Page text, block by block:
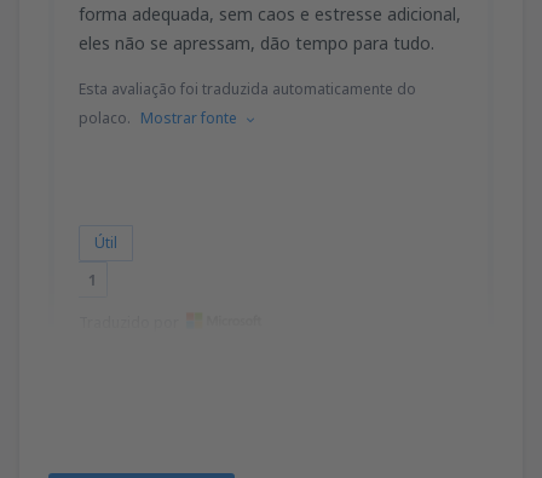
forma adequada, sem caos e estresse adicional,
eles não se apressam, dão tempo para tudo.
Esta avaliação foi traduzida automaticamente do
polaco. Mostrar fonte
Útil
1